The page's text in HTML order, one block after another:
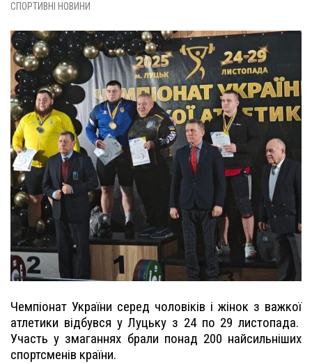
СПОРТИВНІ НОВИНИ
Чемпіонат України серед чоловіків і жінок з важкої
атлетики відбувся у Луцьку з 24 по 29 листопада.
Участь у змаганнях брали понад 200 найсильніших
спортсменів країни.